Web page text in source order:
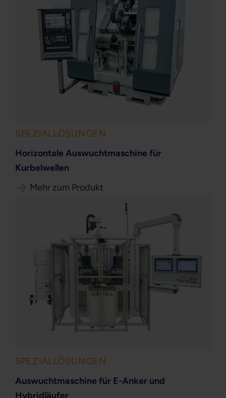
SPEZIALLÖSUNGEN
Horizontale Auswuchtmaschine für
Kurbelwellen
Mehr zum Produkt
SPEZIALLÖSUNGEN
Auswuchtmaschine für E-Anker und
Hybridläufer